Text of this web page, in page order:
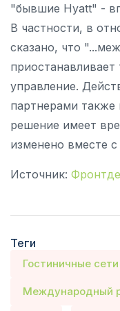
"бывшие Hyatt" -
В частности, в
сказано, что
управление.
партнерами также
решение имеет
изменено вместе
Источник:
Теги
Гостиничные сети
Международный